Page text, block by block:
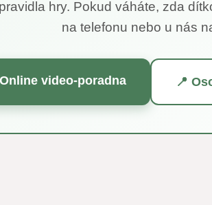
hry. Pokud váháte, zda
na telefonu nebo u nás
video-poradna 📍